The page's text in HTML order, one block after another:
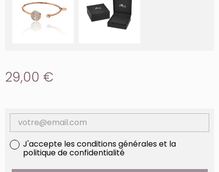
29,00 €
J'accepte les conditions générales et la
politique de confidentialité